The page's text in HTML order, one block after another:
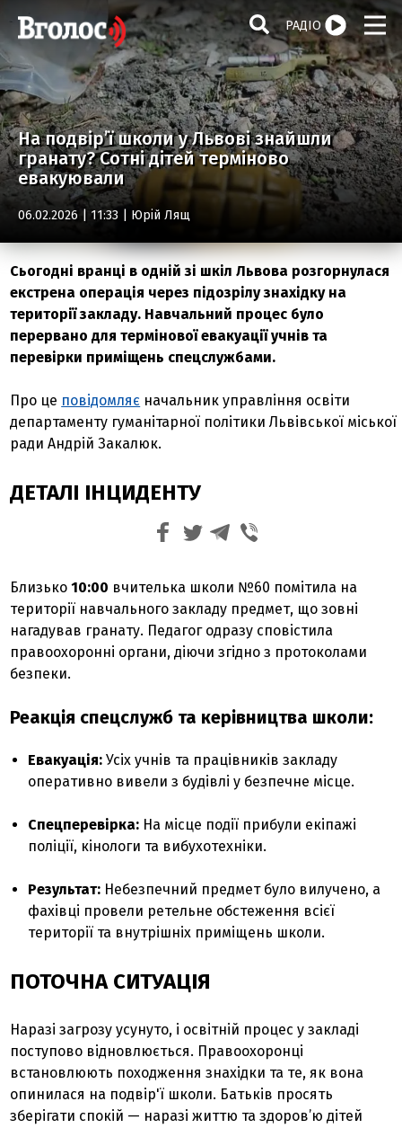
РАДІО
На подвір’ї школи у Львові знайшли
гранату? Сотні дітей терміново
евакуювали
06.02.2026 | 11:33 | Юрій Лящ
Сьогодні вранці в одній зі шкіл Львова розгорнулася
екстрена операція через підозрілу знахідку на
території закладу. Навчальний процес було
перервано для термінової евакуації учнів та
перевірки приміщень спецслужбами.
Про це повідомляє начальник управління освіти
департаменту гуманітарної політики Львівської міської
ради Андрій Закалюк.
ДЕТАЛІ ІНЦИДЕНТУ
Близько10:00 вчителька школи №60 помітила на
території навчального закладу предмет, що зовні
нагадував гранату. Педагог одразу сповістила
правоохоронні органи, діючи згідно з протоколами
безпеки.
Реакція спецслужб та керівництва школи:
Евакуація: Усіх учнів та працівників закладу
оперативно вивели з будівлі у безпечне місце.
Спецперевірка: На місце події прибули екіпажі
поліції, кінологи та вибухотехніки.
Результат: Небезпечний предмет було вилучено, а
фахівці провели ретельне обстеження всієї
території та внутрішніх приміщень школи.
ПОТОЧНА СИТУАЦІЯ
Наразі загрозу усунуто, і освітній процес у закладі
поступово відновлюється. Правоохоронці
встановлюють походження знахідки та те, як вона
опинилася на подвір'ї школи. Батьків просять
зберігати спокій — наразі життю та здоров’ю дітей